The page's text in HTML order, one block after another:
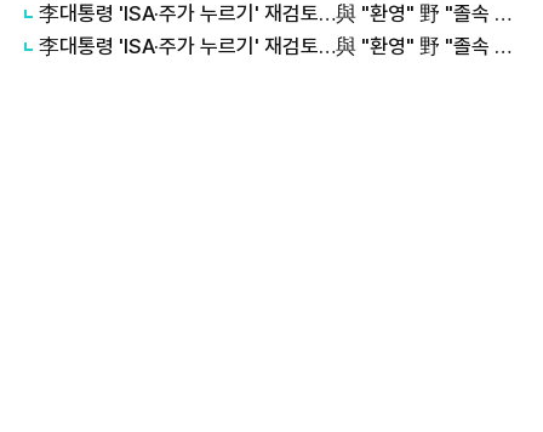
李대통령 'ISA·주가 누르기' 재검토…與 "환영" 野 "졸속 국정" 外
李대통령 'ISA·주가 누르기' 재검토…與 "환영" 野 "졸속 국정"